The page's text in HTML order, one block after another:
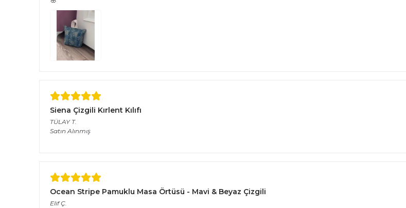
Siena Çizgili Kırlent Kılıfı
TÜLAY T.
Satın Alınmış
Ocean Stripe Pamuklu Masa Örtüsü - Mavi & Beyaz Çizgili
Elif Ç.